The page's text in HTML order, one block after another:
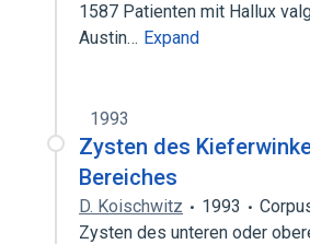
1587 Patienten mit Hallux
Austin… Expand
1993
Zysten des
Bereiches
D. Koischwitz 1993
Zysten des unteren oder